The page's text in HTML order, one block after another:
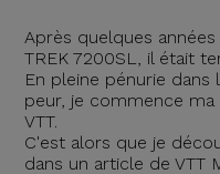
Après quelques
TREK 7200SL, il était
En pleine pénurie
peur, je commence
VTT.
C'est alors que je
dans un article de VTT